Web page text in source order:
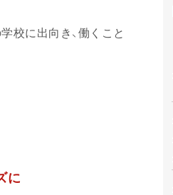
校に出向き、働くこと
に